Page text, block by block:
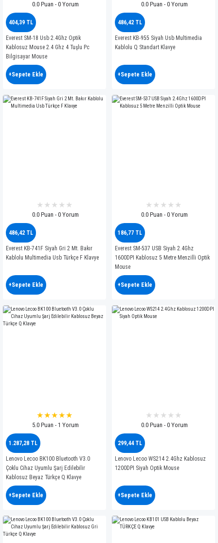
0.0 Puan - 0 Yorum
404,39 TL
Everest SM-18 Usb 2.4Ghz Optik
Kablosuz Mouse 2.4 Ghz 4 Tuşlu Pc
Bilgisayar Mouse
+Sepete Ekle
0.0 Puan - 0 Yorum
486,42 TL
Everest KB-955 Siyah Usb Multimedia
Kablolu Q Standart Klavye
+Sepete Ekle
0.0 Puan - 0 Yorum
486,42 TL
Everest KB-741F Siyah Gri 2 Mt. Bakır
Kablolu Multimedia Usb Türkçe F Klavye
+Sepete Ekle
0.0 Puan - 0 Yorum
186,77 TL
Everest SM-537 USB Siyah 2.4Ghz
1600DPI Kablosuz 5 Metre Menzilli Optik
Mouse
+Sepete Ekle
5.0 Puan - 1 Yorum
1.287,28 TL
Lenovo Lecoo BK100 Bluetooth V3.0
Çoklu Cihaz Uyumlu Şarj Edilebilir
Kablosuz Beyaz Türkçe Q Klavye
+Sepete Ekle
0.0 Puan - 0 Yorum
299,44 TL
Lenovo Lecoo WS214 2.4Ghz Kablosuz
1200DPI Siyah Optik Mouse
+Sepete Ekle